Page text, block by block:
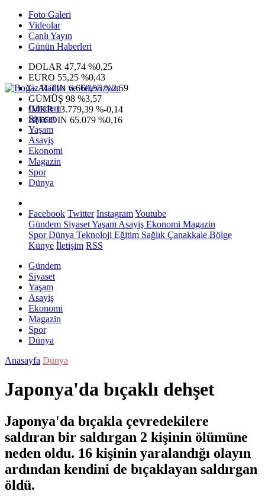
Foto Galeri
Videolar
Canlı Yayın
Günün Haberleri
DOLAR 47,74 %0,25
EURO 55,25 %0,43
G.ALTIN6.660,55 %2,59
GÜMÜŞ 98 %3,57
IMKB13.779,39 %-0,14
BITCOIN 65.079 %0,16
Gündem
Siyaset
Yaşam
Asayiş
Ekonomi
Magazin
Spor
Dünya
Facebook Twitter InstagramYoutube
Gündem SiyasetYaşam Asayiş Ekonomi Magazin
SporDünya Teknoloji Eğitim Sağlık Çanakkale Bölge
Künye İletişim RSS
Gündem
Siyaset
Yaşam
Asayiş
Ekonomi
Magazin
Spor
Dünya
Anasayfa Dünya
Japonya'da bıçaklı dehşet
Japonya'da bıçakla çevredekilere
saldıran bir saldırgan 2 kişinin ölümüne
neden oldu. 16 kişinin yaralandığı olayın
ardından kendini de bıçaklayan saldırgan
öldü.